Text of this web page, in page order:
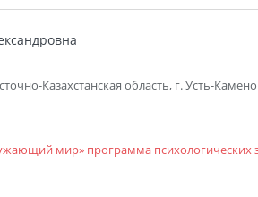
Казахстанская область, г. Усть-
мир» программа психологических